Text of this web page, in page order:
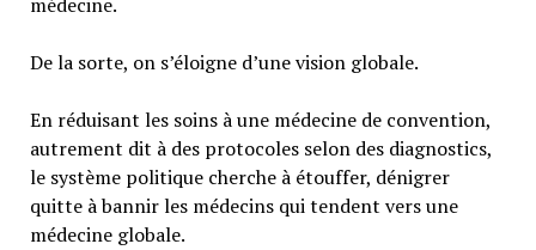
De la sorte, on s’éloigne d’une vision globale.
En réduisant les soins à une médecine de convention,
autrement dit à des protocoles selon des diagnostics,
le système politique cherche à étouffer, dénigrer
quitte à bannir les médecins qui tendent vers une
médecine globale.